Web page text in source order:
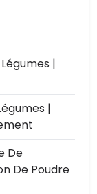
|
|
De
De Poudre